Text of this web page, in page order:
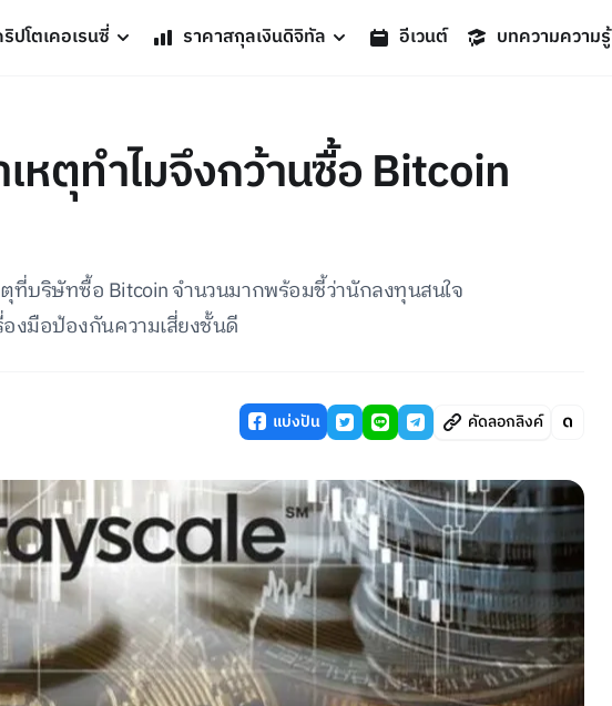
ปโตเคอเรนซี่ ราคาสกุลเงินดิจิทัล อีเวนต์ บทความความรู้
หตุทำไมจึงกว้านซื้อ Bitcoin
ที่บริษัทซื้อ Bitcoin จำนวนมากพร้อมชี้ว่านักลงทุนสนใจ
องมือป้องกันความเสี่ยงชั้นดี
แบ่งปัน คัดลอกลิงค์